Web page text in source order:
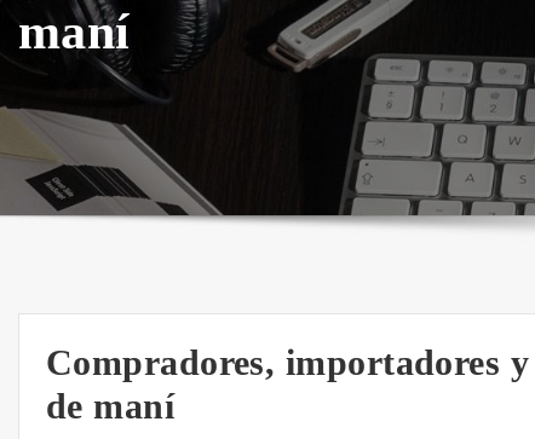
maní
Compradores, importadores y
de maní